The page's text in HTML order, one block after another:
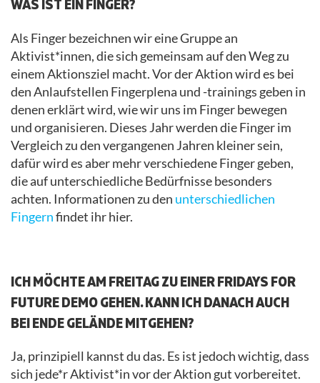
WAS IST EIN FINGER?
Als Finger bezeichnen wir eine Gruppe an
Aktivist*innen, die sich gemeinsam auf den Weg zu
einem Aktionsziel macht. Vor der Aktion wird es bei
den Anlaufstellen Fingerplena und -trainings geben in
denen erklärt wird, wie wir uns im Finger bewegen
und organisieren. Dieses Jahr werden die Finger im
Vergleich zu den vergangenen Jahren kleiner sein,
dafür wird es aber mehr verschiedene Finger geben,
die auf unterschiedliche Bedürfnisse besonders
achten. Informationen zu den unterschiedlichen
Fingernfindet ihr hier.
ICH MÖCHTE AM FREITAG ZU EINER FRIDAYS FOR
FUTURE DEMO GEHEN. KANN ICH DANACH AUCH
BEI ENDE GELÄNDE MITGEHEN?
Ja, prinzipiell kannst du das. Es ist jedoch wichtig, dass
sich jede*r Aktivist*in vor der Aktion gut vorbereitet.